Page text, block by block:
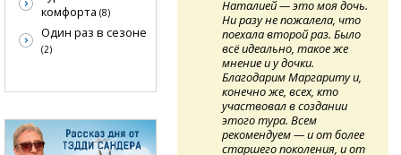
Наталией — это моя дочь.
Ни разу не пожалела, что
поехала второй раз. Было
всё идеально, такое же
мнение и у дочки.
Благодарим Маргариту и,
конечно же, всех, кто
участвовал в создании
этого тура. Всем
рекомендуем — и от более
старшего поколения, и от
комфорта (8)
Один раз в сезоне
(2)